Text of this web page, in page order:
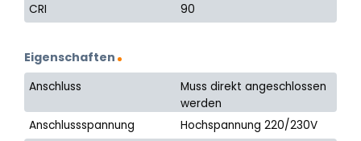
CRI
90
Eigenschaften
Anschluss
Muss direkt angeschlossen
werden
Anschlussspannung
Hochspannung 220/230V